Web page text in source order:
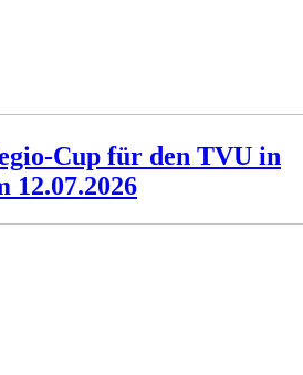
Cup für den TVU in
12.07.2026